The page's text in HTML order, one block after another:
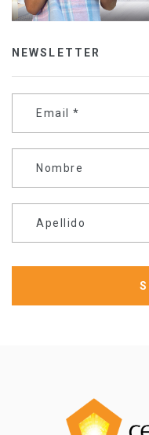
NEWSLETTER
Email *
Nombre
Apellido